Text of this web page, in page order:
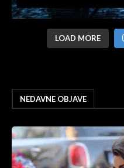
LOAD MORE
NEDAVNE OBJAVE